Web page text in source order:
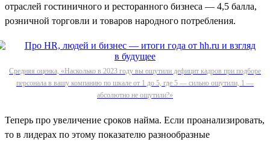
отраслей гостиничного и ресторанного бизнеса — 4,5 балла,
розничной торговли и товаров народного потребления.
Средняя оценка, «Насколько в 2023 году вы ощутили дефицит кадров при подборе
персонала в вашу компанию по шкале от 1 до 5, где 5 — сильно ощутили, 1 —
абсолютно не ощутили?»
Теперь про увеличение сроков найма. Если проанализировать,
то в лидерах по этому показателю разнообразные